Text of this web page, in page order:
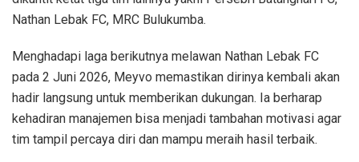
Nathan Lebak FC, MRC Bulukumba.
‎Menghadapi laga berikutnya melawan Nathan Lebak FC
pada 2 Juni 2026, Meyvo memastikan dirinya kembali akan
hadir langsung untuk memberikan dukungan. Ia berharap
kehadiran manajemen bisa menjadi tambahan motivasi agar
tim tampil percaya diri dan mampu meraih hasil terbaik.